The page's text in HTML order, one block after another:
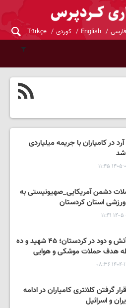
فارسی English کوردی Türkçe
در کامیاران با جریمه میلیاردی
شد
۲۲ ۱۱:۴۵
دشمن آمریکایی_صهیونیستی به
استان کردستان
۱۰ ۱۱:۴۱
۴ روز آتش و دود در کردستان؛ ۴۵ شهید و ده
هدف حملات موشکی و هوایی
۱۳ ۰۸:۳۶
گرفتن کلانتری کامیاران در ادامه
و اسرائیل